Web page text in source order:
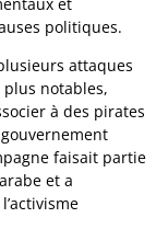
politiques.
attaques
notables,
à des pirates
faisait partie
et a